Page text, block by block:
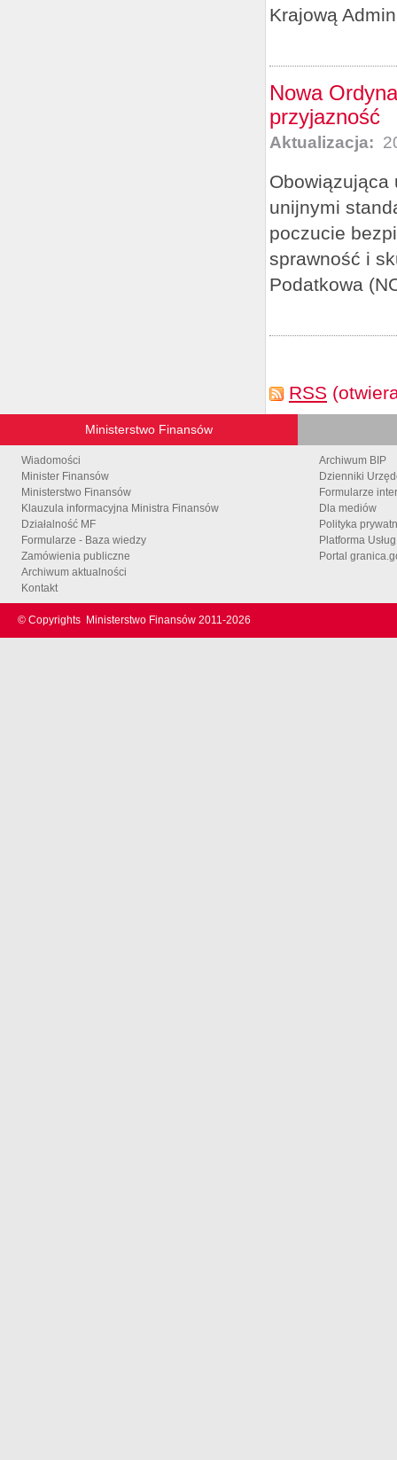
Krajową
Nowa
przyjazność
Aktualizacja:
Obowiązująca
unijnymi
poczucie
sprawność i
Podatkowa
RSS
Ministerstwo Finansów
Wiadomości
Minister Finansów
Ministerstwo Finansów
Klauzula informacyjna Ministra Finansów
Działalność MF
Formularze - Baza wiedzy
Zamówienia publiczne
Archiwum aktualności
Kontakt
Archiwum BIP
Dzienniki
Formularze
Dla mediów
Polityka
Platforma
Portal
© Copyrights Ministerstwo Finansów 2011-2026